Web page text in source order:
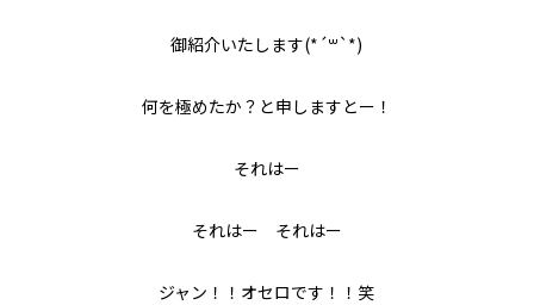
御紹介いたします(*´꒳`*)
何を極めたか？と申しますとー！
それはー
それはー それはー
ジャン！！オセロです！！笑